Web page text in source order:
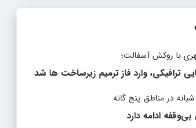
با روکش آسفالت؛
ترافیکی، وارد فاز ترمیم زیرساخت ها شد
در مناطق پنج گانه
ادامه دارد